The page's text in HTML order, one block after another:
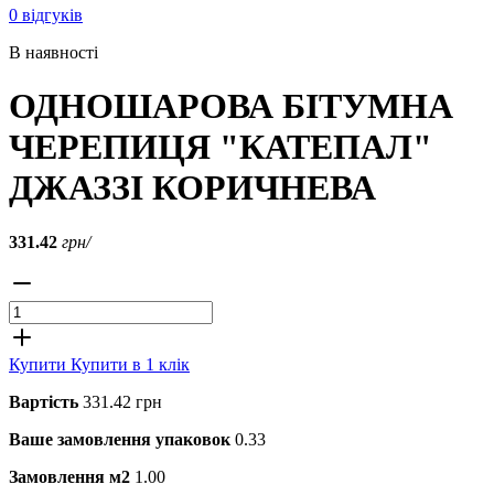
0 відгуків
В наявності
ОДНОШАРОВА БІТУМНА
ЧЕРЕПИЦЯ "КАТЕПАЛ"
ДЖАЗЗІ КОРИЧНЕВА
331.42 грн/
Купити Купити в 1 клік
Вартість 331.42 грн
Ваше замовлення упаковок 0.33
Замовлення м2 1.00